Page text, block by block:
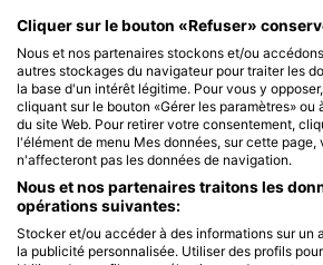
Vie marine susceptible
Les observations d’animaux sauvages sont
Cliquer sur le bouton «Refuser»
Nous et nos partenaires stockons et/ou
autres stockages du navigateur pour traiter les
la base d'un intérêt légitime. Pour vous y
cliquant sur le bouton «Gérer les paramètres»
du site Web. Pour retirer votre consentement,
l'élément de menu Mes données, sur cette
n'affecteront pas les données de navigation.
Nous et nos partenaires traitons les
opérations suivantes:
Stocker et/ou accéder à des informations sur un
la publicité personnalisée. Utiliser des profils